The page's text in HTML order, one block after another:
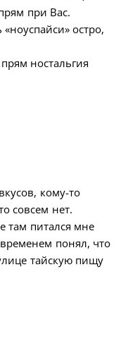
при Вас.
остро,
ностальгия
кому-то
совсем нет.
там питался мне
понял, что
тайскую пищу